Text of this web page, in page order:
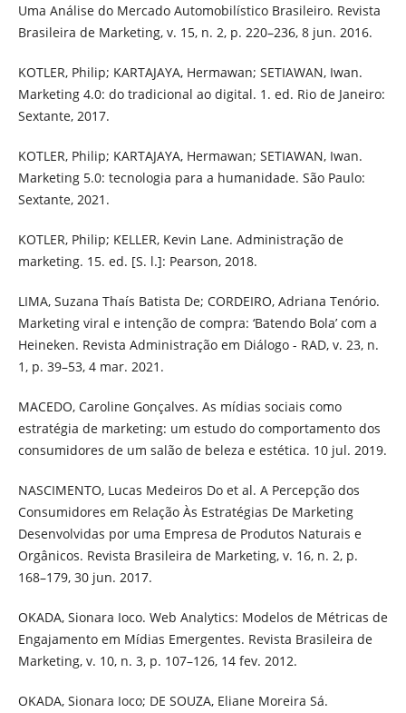
Uma Análise do Mercado Automobilístico Brasileiro. Revista
Brasileira de Marketing, v. 15, n. 2, p. 220–236, 8 jun. 2016.
KOTLER, Philip; KARTAJAYA, Hermawan; SETIAWAN, Iwan.
Marketing 4.0: do tradicional ao digital. 1. ed. Rio de Janeiro:
Sextante, 2017.
KOTLER, Philip; KARTAJAYA, Hermawan; SETIAWAN, Iwan.
Marketing 5.0: tecnologia para a humanidade. São Paulo:
Sextante, 2021.
KOTLER, Philip; KELLER, Kevin Lane. Administração de
marketing. 15. ed. [S. l.]: Pearson, 2018.
LIMA, Suzana Thaís Batista De; CORDEIRO, Adriana Tenório.
Marketing viral e intenção de compra: ‘Batendo Bola’ com a
Heineken. Revista Administração em Diálogo - RAD, v. 23, n.
1, p. 39–53, 4 mar. 2021.
MACEDO, Caroline Gonçalves. As mídias sociais como
estratégia de marketing: um estudo do comportamento dos
consumidores de um salão de beleza e estética. 10 jul. 2019.
NASCIMENTO, Lucas Medeiros Do et al. A Percepção dos
Consumidores em Relação Às Estratégias De Marketing
Desenvolvidas por uma Empresa de Produtos Naturais e
Orgânicos. Revista Brasileira de Marketing, v. 16, n. 2, p.
168–179, 30 jun. 2017.
OKADA, Sionara Ioco. Web Analytics: Modelos de Métricas de
Engajamento em Mídias Emergentes. Revista Brasileira de
Marketing, v. 10, n. 3, p. 107–126, 14 fev. 2012.
OKADA, Sionara Ioco; DE SOUZA, Eliane Moreira Sá.